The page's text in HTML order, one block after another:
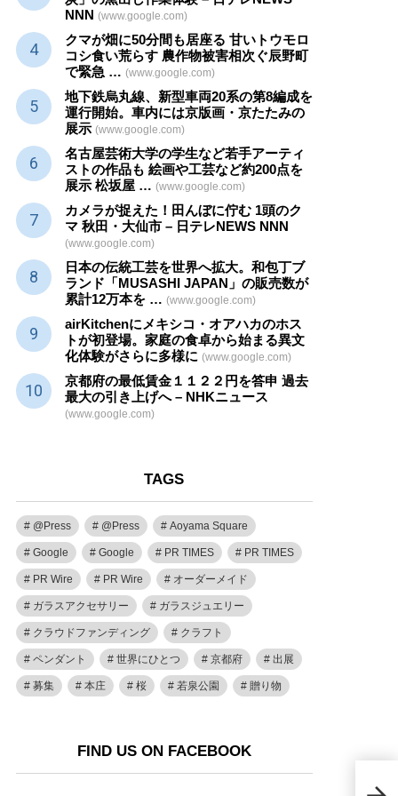
も
NNN (www.google.com)
クマが畑に50分間も居座る 甘いトウモロ
コシ食い荒らす 農作物被害相次ぐ辰野町
で緊急 … (www.google.com)
地下鉄烏丸線、新型車両20系の第8編成を
運行開始。車内には京版画・京たたみの
展示 (www.google.com)
名古屋芸術大学の学生など若手アーティ
ストの作品も 絵画や工芸など約200点を
展示 松坂屋 … (www.google.com)
カメラが捉えた！田んぼに佇む 1頭のク
マ 秋田・大仙市 – 日テレNEWS NNN
(www.google.com)
日本の伝統工芸を世界へ拡大。和包丁ブ
ランド「MUSASHI JAPAN」の販売数が
累計12万本を … (www.google.com)
airKitchenにメキシコ・オアハカのホス
トが初登場。家庭の食卓から始まる異文
化体験がさらに多様に (www.google.com)
京都府の最低賃金１１２２円を答申 過去
最大の引き上げへ – NHKニュース
(www.google.com)
TAGS
@Press @Press Aoyama Square
Google Google PR TIMES PR TIMES
PR Wire PR Wire オーダーメイド
ガラスアクセサリー ガラスジュエリー
クラウドファンディング クラフト
ペンダント 世界にひとつ 京都府 出展
募集 本庄 桜 若泉公園 贈り物
FIND US ON FACEBOOK